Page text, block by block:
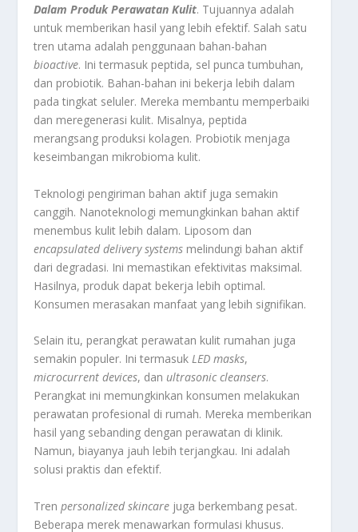
Dalam Produk Perawatan Kulit. Tujuannya adalah
untuk memberikan hasil yang lebih efektif. Salah satu
tren utama adalah penggunaan bahan-bahan
bioactive. Ini termasuk peptida, sel punca tumbuhan,
dan probiotik. Bahan-bahan ini bekerja lebih dalam
pada tingkat seluler. Mereka membantu memperbaiki
dan meregenerasi kulit. Misalnya, peptida
merangsang produksi kolagen. Probiotik menjaga
keseimbangan mikrobioma kulit.
Teknologi pengiriman bahan aktif juga semakin
canggih. Nanoteknologi memungkinkan bahan aktif
menembus kulit lebih dalam. Liposom dan
encapsulated delivery systems melindungi bahan aktif
dari degradasi. Ini memastikan efektivitas maksimal.
Hasilnya, produk dapat bekerja lebih optimal.
Konsumen merasakan manfaat yang lebih signifikan.
Selain itu, perangkat perawatan kulit rumahan juga
semakin populer. Ini termasukLED masks,
microcurrent devices, dan ultrasonic cleansers.
Perangkat ini memungkinkan konsumen melakukan
perawatan profesional di rumah. Mereka memberikan
hasil yang sebanding dengan perawatan di klinik.
Namun, biayanya jauh lebih terjangkau. Ini adalah
solusi praktis dan efektif.
Trenpersonalized skincare juga berkembang pesat.
Beberapa merek menawarkan formulasi khusus.